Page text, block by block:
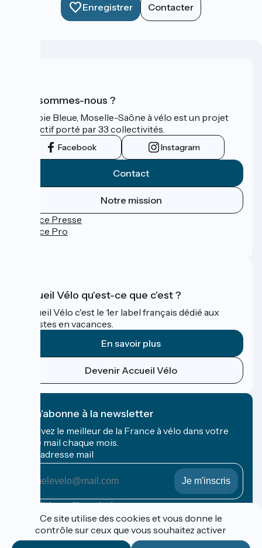
Enregistrer Contacter
Qui sommes-nous ?
La Voie Bleue, Moselle-Saône à vélo est un projet
collectif porté par 33 collectivités.
Facebook Instagram
Contact
Notre mission
Espace Presse
Espace Pro
Accueil Vélo qu'est-ce que c'est ?
Accueil Vélo c'est le 1er label français dédié aux
cyclistes en vacances.
En savoir plus
Devenir Accueil Vélo
Je m'abonne à la newsletter
Recevez le meilleur de la France à vélo dans votre
boîte mail chaque mois.
Mon adresse mail
Mon
adresse
mail
Conditions d'inscription
Financé dans le cadre de Destination France
Ce site utilise des cookies et vous donne le
contrôle sur ceux que vous souhaitez activer